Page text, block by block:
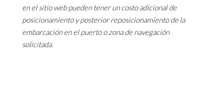
en el sitio web pueden tener un costo adicional de
posicionamiento y posterior reposicionamiento de la
embarcación en el puerto o zona de navegación
solicitada.